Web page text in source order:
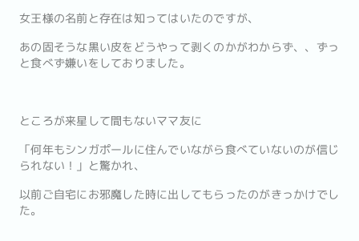
女王様の名前と存在は知ってはいたのですが、
あの固そうな黒い皮をどうやって剥くのかがわからず、、ずっ
と食べず嫌いをしておりました。
ところが来星して間もないママ友に
「何年もシンガポールに住んでいながら食べていないのが信じ
られない！」と驚かれ、
以前ご自宅にお邪魔した時に出してもらったのがきっかけでし
た。